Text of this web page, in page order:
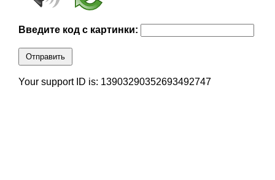
Введите код с картинки:
Отправить
Your support ID is: 13903290352693492747